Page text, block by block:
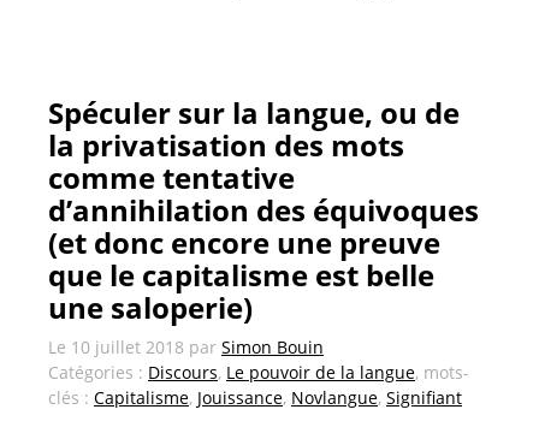
Spéculer sur la langue, ou de
la privatisation des mots
comme tentative
d’annihilation des équivoques
(et donc encore une preuve
que le capitalisme est belle
une saloperie)
Le 10 juillet 2018 par Simon Bouin
Catégories : Discours, Le pouvoir de la langue, mots-
clés : Capitalisme, Jouissance, Novlangue, Signifiant